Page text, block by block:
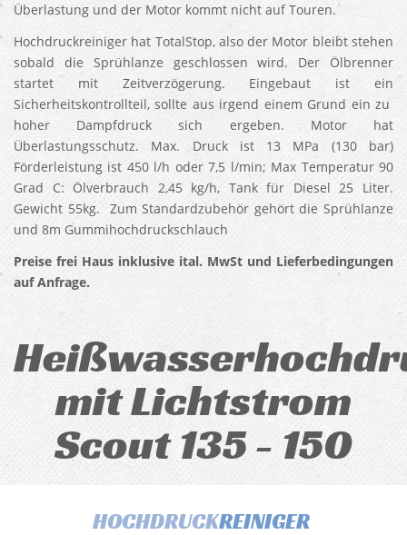
Überlastung und der Motor kommt nicht auf Touren.
Hochdruckreiniger hat TotalStop, also der Motor bleibt stehen
sobald die Sprühlanze geschlossen wird. Der Ölbrenner
startet mit Zeitverzögerung. Eingebaut ist ein
Sicherheitskontrollteil, sollte aus irgend einem Grund ein zu
hoher Dampfdruck sich ergeben. Motor hat
Überlastungsschutz. Max. Druck ist 13 MPa (130 bar)
Förderleistung ist 450 l/h oder 7,5 l/min; Max Temperatur 90
Grad C: Ölverbrauch 2,45 kg/h, Tank für Diesel 25 Liter.
Gewicht 55kg. Zum Standardzubehör gehört die Sprühlanze
und 8m Gummihochdruckschlauch
Preise frei Haus inklusive ital. MwSt und Lieferbedingungen
auf Anfrage.
mit Lichtstrom
Scout 135 - 150
HOCHDRUCKREINIGER